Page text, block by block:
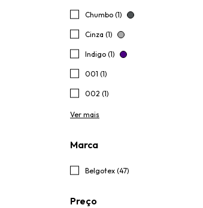
Chumbo (1)
Cinza (1)
Indigo (1)
001 (1)
002 (1)
Ver mais
Marca
Belgotex (47)
Preço